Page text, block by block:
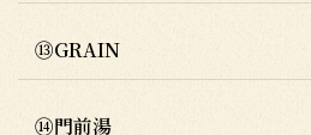
⑬GRAIN
⑭門前湯